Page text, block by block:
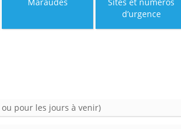
d’urgence
pour les jours à venir)